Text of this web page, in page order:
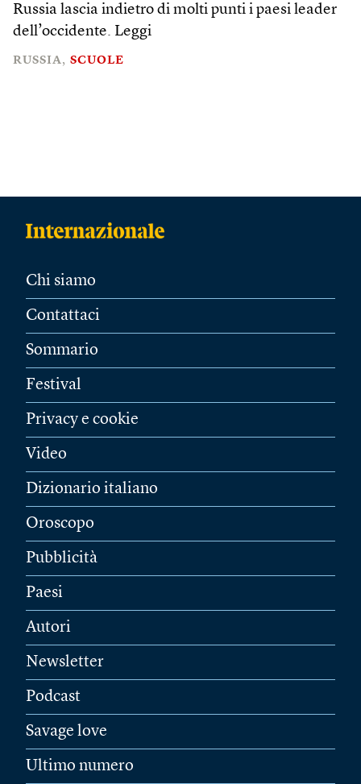
Russia lascia indietro di molti punti i paesi leader
dell’occidente. Leggi
RUSSIA SCUOLE
Chi siamo
Contattaci
Sommario
Festival
Privacy e cookie
Video
Dizionario italiano
Oroscopo
Pubblicità
Paesi
Autori
Newsletter
Podcast
Savage love
Ultimo numero